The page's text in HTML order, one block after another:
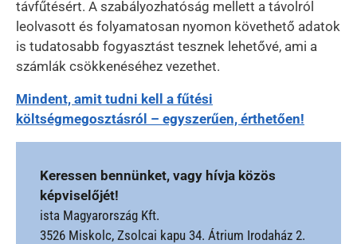
távfűtésért. A szabályozhatóság mellett a távolról
leolvasott és folyamatosan nyomon követhető adatok
is tudatosabb fogyasztást tesznek lehetővé, ami a
számlák csökkenéséhez vezethet.
Mindent, amit tudni kell a fűtési
költségmegosztásról – egyszerűen, érthetően!
Keressen bennünket, vagy hívja közös
képviselőjét!
ista Magyarország Kft.
3526 Miskolc, Zsolcai kapu 34. Átrium Irodaház 2.